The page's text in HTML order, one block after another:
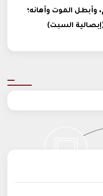
وأبطل الموت وأهانه؛
السبت)